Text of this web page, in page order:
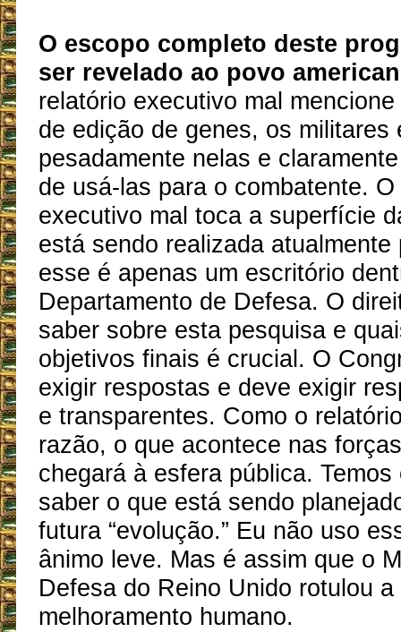
O escopo completo deste
ser revelado ao povo
relatório executivo mal
de edição de genes, os militares
pesadamente nelas e
de usá-las para o combatente.
executivo mal toca a superfície
está sendo realizada atualmente
esse é apenas um escritório
Departamento de Defesa. O
saber sobre esta pesquisa e
objetivos finais é crucial. O
exigir respostas e deve exigir
e transparentes. Como o
razão, o que acontece nas
chegará à esfera pública. Temos
saber o que está sendo
futura “evolução.” Eu não uso
ânimo leve. Mas é assim que o
Defesa do Reino Unido rotulou
melhoramento humano.